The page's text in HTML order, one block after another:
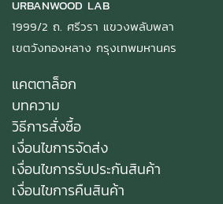
URBANWOOD LAB
1999/2 ถ. ศรีวรา แขวงพลับพลา
เขตวังทองหลาง กรุงเทพมหานคร
แคตตาล็อก
บทความ
วิธีการสั่งซื้อ
เงื่อนไขการจัดส่ง
เงื่อนไขการรับประกันสินค้า
เงื่อนไขการคืนสินค้า